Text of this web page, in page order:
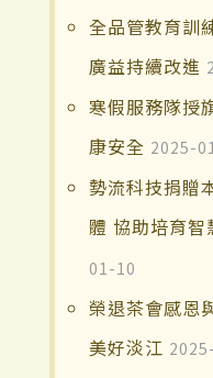
全品管教育訓
廣益持續改進
寒假服務隊授
康安全 2025-
勢流科技捐贈
體 協助培育智
01-10
榮退茶會感恩
美好淡江